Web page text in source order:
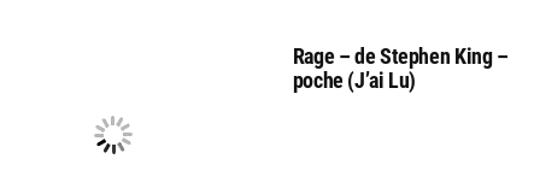
Rage – de Stephen King –
poche (J’ai Lu)